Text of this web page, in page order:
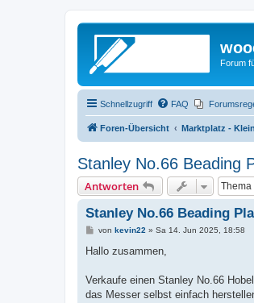
Forum
Schnellzugriff FAQ
Foren-Übersicht Marktplatz -
Stanley No.66 Beading
Antworten
Stanley No.66 Beading
B
i
a
von kevin22 » Sa 14. Jun 2025, 18:58
Hallo zusammen,
Verkaufe einen Stanley No.66
das Messer selbst einfach